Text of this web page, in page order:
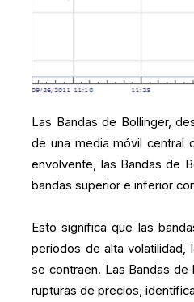
Las Bandas de Bollinger,
de una media móvil central
envolvente, las Bandas de
bandas superior e inferior
Esto significa que las
periodos de alta volatilidad,
se contraen. Las Bandas
rupturas de precios,